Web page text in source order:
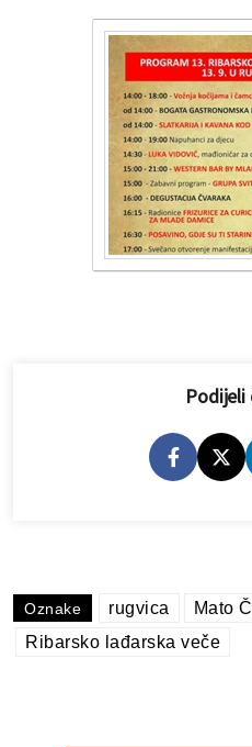
Podijeli
Oznake rugvica Mato
Ribarsko lađarska veče